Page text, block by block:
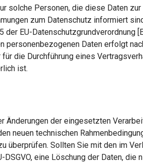
solche Personen, die diese Daten
zum Datenschutz informiert
EU-Datenschutzgrundverordnung
personenbezogenen Daten erfolgt
für die Durchführung eines
ist.
Änderungen der eingesetzten
neuen technischen
überprüfen. Sollten Sie mit den im
eine Löschung der Daten, die